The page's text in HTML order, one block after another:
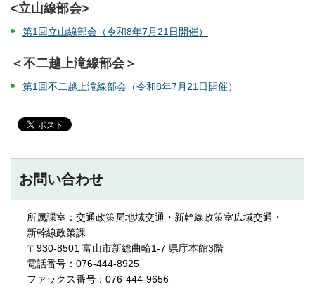
<立山線部会>
第1回立山線部会（令和8年7月21日開催）
＜不二越上滝線部会＞
第1回不二越上滝線部会（令和8年7月21日開催）
お問い合わせ
所属課室：交通政策局地域交通・新幹線政策室広域交通・
新幹線政策課
〒930-8501 富山市新総曲輪1-7 県庁本館3階
電話番号：076-444-8925
ファックス番号：076-444-9656